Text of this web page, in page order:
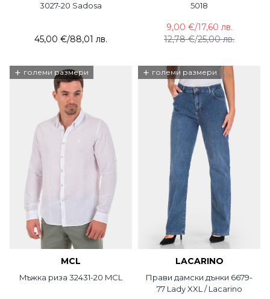
3027-20 Sadosa
45,00 €/88,01 лв.
5018
12,78 €/25,00 лв.
9,00 €/17,60 лв.
+ големи размери
MCL
Mъжка риза 32431-20 MCL
+ големи размери
LACARINO
Прави дамски дънки 6679-
77 Lady XXL / Lacarino